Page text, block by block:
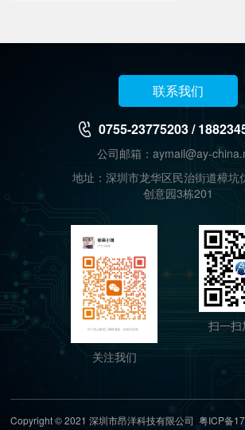
联系我们
0755-23775203 /
公司邮箱：aymail@ay-
地址：深圳市龙华区民治街道樟坑
创意园3栋201
关注我们
扫一
Copyright © 2021 深圳市昂洋科技有限公司粤ICP备